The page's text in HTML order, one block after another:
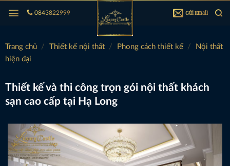
qua
dung
0843822999 Gửi Email
Trang chủ / Thiết kế nội thất / Phong cách thiết kế /
Nội thất
hiện đại
Thiết kế và thi công trọn gói nội thất khách
sạn cao cấp tại Hạ Long